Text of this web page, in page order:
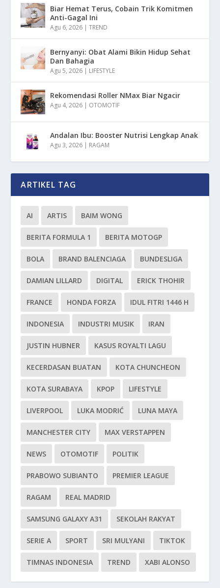
Biar Hemat Terus, Cobain Trik Komitmen
Anti-Gagal Ini
Agu 6, 2026 |TREND
Bernyanyi: Obat Alami Bikin Hidup Sehat
Dan Bahagia
Agu 5, 2026 | LIFESTYLE
Rekomendasi Roller NMax Biar Ngacir
Agu 4, 2026 | OTOMOTIF
Andalan Ibu: Booster Nutrisi Lengkap Anak
Agu 3, 2026 | RAGAM
ARTIKEL TAG
AI ARTIS BAIM WONG
BERITA FORMULA 1 BERITA MOTOGP
BOLA BRAND BALENCIAGA BUNDESLIGA
DAMIAN LILLARD DIGITAL ERICK THOHIR
FRANCE HONDA FORZA IDUL FITRI 1446 H
INDONESIA INDUSTRI MUSIK IRAN
JUSTIN HUBNER KASUS ROYALTI LAGU
KECERDASAN BUATAN KOTA CHUNCHEON
KOTA SURABAYA KPOP LIFESTYLE
LIVERPOOL LUKA MODRIĆ LUNA MAYA
MANCHESTER CITY MAX VERSTAPPEN
NEWS OTOMOTIF POLITIK
PRABOWO SUBIANTO PREMIER LEAGUE
RAGAM REAL MADRID
SAMSUNG GALAXY A31 SEKOLAH RAKYAT
SERIE A SPORT SRI MULYANI TIKTOK
TIMNAS INDONESIA TREND XABI ALONSO